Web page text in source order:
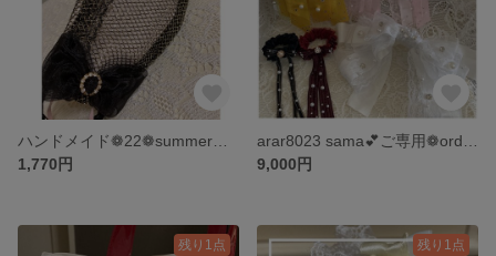
1,770円
9,000円
残り1点 残り1点